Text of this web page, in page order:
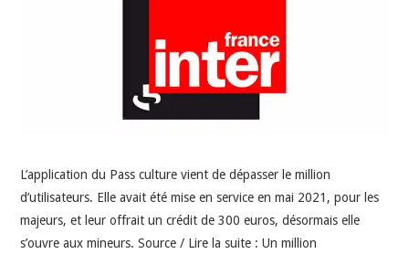
L’application du Pass culture vient de dépasser le million
d’utilisateurs. Elle avait été mise en service en mai 2021, pour les
majeurs, et leur offrait un crédit de 300 euros, désormais elle
s’ouvre aux mineurs. Source / Lire la suite : Un million